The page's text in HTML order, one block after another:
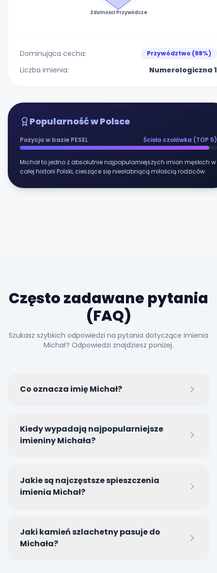
Zdolności Przywódcze
Dominująca cecha: Przywództwo (98%)
Liczba imienia: Numerologiczna 1
Popularność w Polsce
Pozycja w bazie PESEL Ścisła czołówka (TOP 5)
Michał to jedno z absolutnie najpopularniejszych imion męskich w
całej historii Polski, cieszące się niesłabnącą miłością rodziców.
Często zadawane pytania
(FAQ)
Szukasz szybkich odpowiedzi na pytania dotyczące imienia
Michał? Odpowiedzi znajdziesz poniżej.
Co oznacza imię Michał?
oznacza retoryczne pytanie 'Któż jak Bóg?'.
Kiedy wypadają najpopularniejsze
imieniny Michała?
dzień 29 września (wspomnienie św. Michała
Archanioła).
Jakie są najczęstsze spieszczenia
imienia Michał?
Misiek, Miś oraz Michałko.
Jaki kamień szlachetny pasuje do
Michała?